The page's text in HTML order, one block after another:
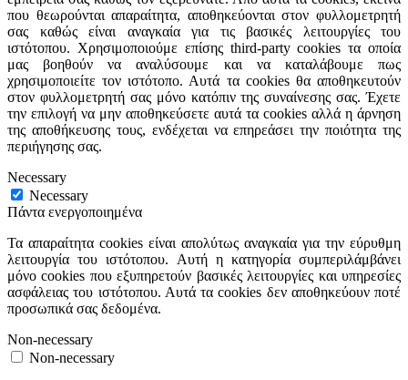
που θεωρούνται απαραίτητα, αποθηκεύονται στον φυλλομετρητή
σας καθώς είναι αναγκαία για τις βασικές λειτουργίες του
ιστότοπου. Χρησιμοποιούμε επίσης third-party cookies τα οποία
μας βοηθούν να αναλύσουμε και να καταλάβουμε πως
χρησιμοποιείτε τον ιστότοπο. Αυτά τα cookies θα αποθηκευτούν
στον φυλλομετρητή σας μόνο κατόπιν της συναίνεσης σας. Έχετε
την επιλογή να μην αποθηκεύσετε αυτά τα cookies αλλά η άρνηση
της αποθήκευσης τους, ενδέχεται να επηρεάσει την ποιότητα της
περιήγησης σας.
Necessary
Necessary
Πάντα ενεργοποιημένα
Τα απαραίτητα cookies είναι απολύτως αναγκαία για την εύρυθμη
λειτουργία του ιστότοπου. Αυτή η κατηγορία συμπεριλάμβάνει
μόνο cookies που εξυπηρετούν βασικές λειτουργίες και υπηρεσίες
ασφάλειας του ιστότοπου. Αυτά τα cookies δεν αποθηκεύουν ποτέ
προσωπικά σας δεδομένα.
Non-necessary
Non-necessary